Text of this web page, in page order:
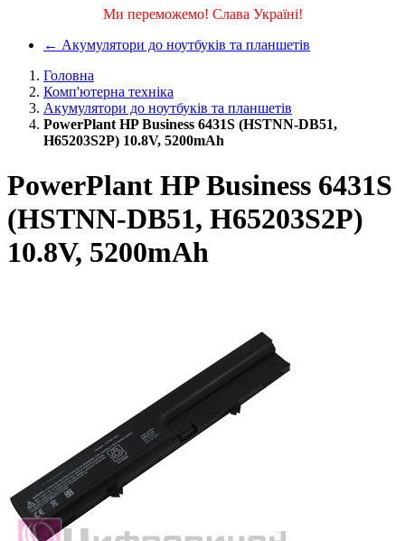
Ми переможемо! Слава Україні!
← Акумулятори до ноутбуків та планшетів
Головна
Комп'ютерна техніка
Акумулятори до ноутбуків та планшетів
PowerPlant HP Business 6431S (HSTNN-DB51,
H65203S2P) 10.8V, 5200mAh
PowerPlant HP Business 6431S
(HSTNN-DB51, H65203S2P)
10.8V, 5200mAh